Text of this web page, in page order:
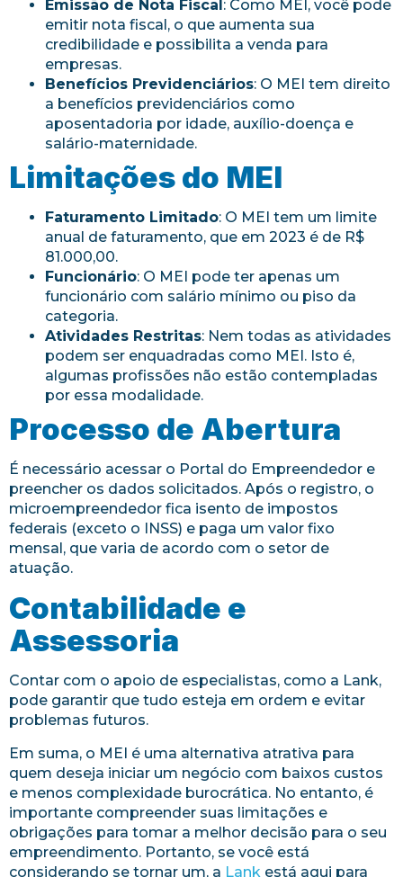
Emissão de Nota Fiscal : Como MEI, você pode
emitir nota fiscal, o que aumenta sua
credibilidade e possibilita a venda para
empresas.
Benefícios Previdenciários: O MEI tem direito
a benefícios previdenciários como
aposentadoria por idade, auxílio-doença e
salário-maternidade.
Limitações do MEI
Faturamento Limitado: O MEI tem um limite
anual de faturamento, que em 2023 é de R$
81.000,00.
Funcionário: O MEI pode ter apenas um
funcionário com salário mínimo ou piso da
categoria.
Atividades Restritas: Nem todas as atividades
podem ser enquadradas como MEI. Isto é,
algumas profissões não estão contempladas
por essa modalidade.
Processo de Abertura
É necessário acessar o Portal do Empreendedor e
preencher os dados solicitados. Após o registro, o
microempreendedor fica isento de impostos
federais (exceto o INSS) e paga um valor fixo
mensal, que varia de acordo com o setor de
atuação.
Contabilidade e
Assessoria
Contar com o apoio de especialistas, como a Lank,
pode garantir que tudo esteja em ordem e evitar
problemas futuros.
Em suma, o MEI é uma alternativa atrativa para
quem deseja iniciar um negócio com baixos custos
e menos complexidade burocrática. No entanto, é
importante compreender suas limitações e
obrigações para tomar a melhor decisão para o seu
empreendimento. Portanto, se você está
considerando se tornar um, a Lank está aqui para